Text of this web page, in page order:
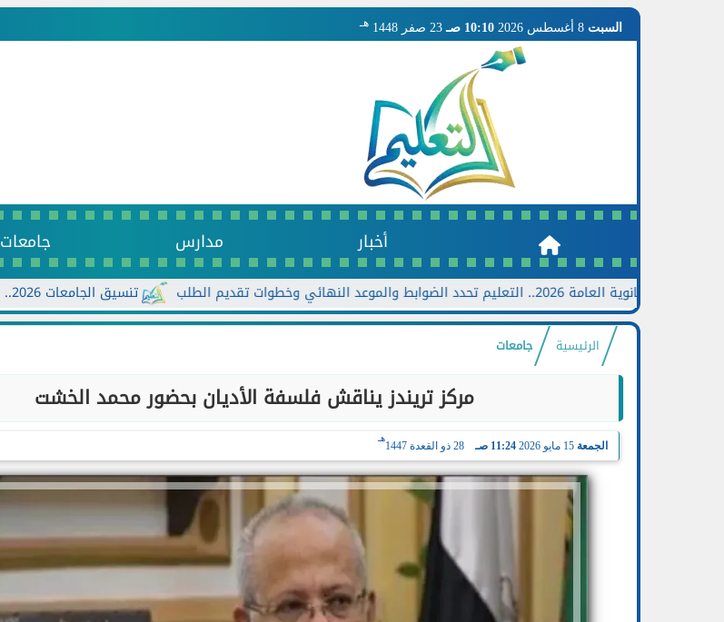
السبت 10:10 صـ 23 صفر 1448 هـ
أخبار مدارس جامعات
تنسيق الجامعات 2026.. التعليم تتيح تعديل الرغبات أكثر من مرة حتى الأحد... تحدد الضوابط والموعد النهائي وخطوات تقديم الطلب
الرئيسية جامعات
مركز تريندز يناقش فلسفة الأديان بحضور محمد الخشت
الجمعة 15 مايو 2026 11:24 صـ 28 ذو القعدة 1447
هـ